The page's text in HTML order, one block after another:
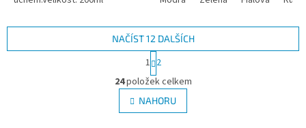
O
v
l
á
NAČÍST 12 DALŠÍCH
S
t
r
á
n
k
1 2
24položek celkem
NAHORU